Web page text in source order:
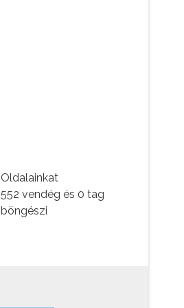
Oldalainkat
552 vendég és 0 tag
böngészi